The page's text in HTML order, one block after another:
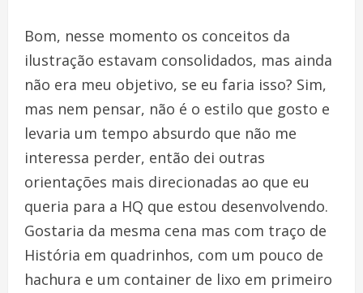
Bom, nesse momento os conceitos da
ilustração estavam consolidados, mas ainda
não era meu objetivo, se eu faria isso? Sim,
mas nem pensar, não é o estilo que gosto e
levaria um tempo absurdo que não me
interessa perder, então dei outras
orientações mais direcionadas ao que eu
queria para a HQ que estou desenvolvendo.
Gostaria da mesma cena mas com traço de
História em quadrinhos, com um pouco de
hachura e um container de lixo em primeiro